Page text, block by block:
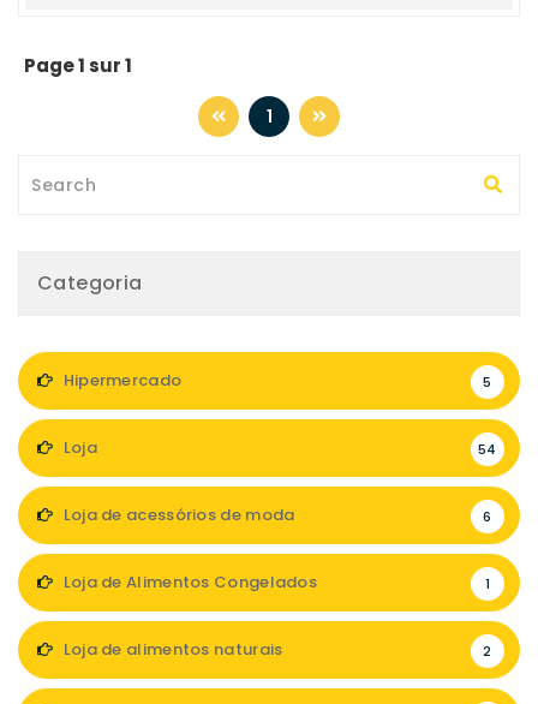
Page 1 sur 1
1
Categoria
Hipermercado 5
Loja 54
Loja de acessórios de moda 6
Loja de Alimentos Congelados 1
Loja de alimentos naturais 2